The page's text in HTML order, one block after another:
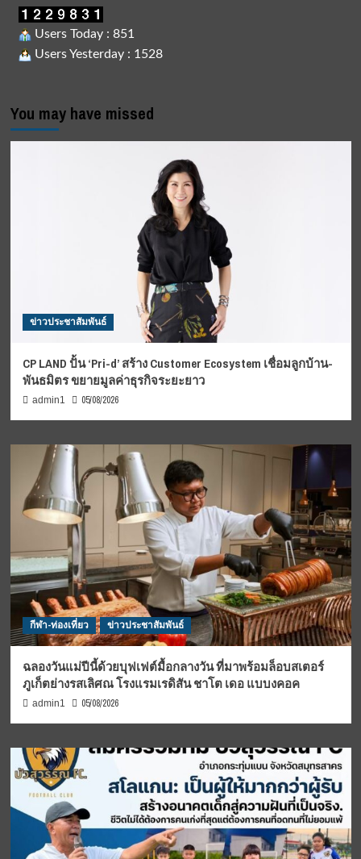
Users Today : 851
Users Yesterday : 1528
You may have missed
ข่าวประชาสัมพันธ์
CP LAND ปั้น ‘Pri-d’ สร้าง Customer Ecosystem เชื่อมลูกบ้าน-
พันธมิตร ขยายมูลค่าธุรกิจระยะยาว
admin1 05/08/2026
กีฬา-ท่องเที่ยว ข่าวประชาสัมพันธ์
ฉลองวันแม่ปีนี้ด้วยบุฟเฟต์มื้อกลางวัน ที่มาพร้อมล็อบสเตอร์
ภูเก็ตย่างรสเลิศณ โรงแรมเรดิสัน ชาโต เดอ แบบงคอค
admin1 05/08/2026